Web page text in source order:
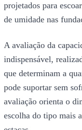
projetados para
de umidade nas
A avaliação da
indispensável,
que determinam a
pode suportar sem
avaliação orienta o
escolha do tipo mais